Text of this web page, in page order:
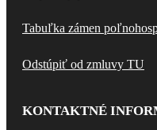
Tabuľka zámen
Odstúpiť od zmluvy TU
KONTAKTNÉ